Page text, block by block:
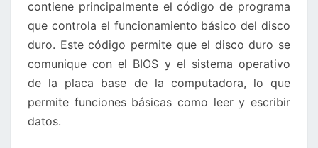
contiene principalmente el código de programa
que controla el funcionamiento básico del disco
duro. Este código permite que el disco duro se
comunique con el BIOS y el sistema operativo
de la placa base de la computadora, lo que
permite funciones básicas como leer y escribir
datos.